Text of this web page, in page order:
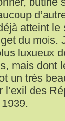
atteint le
du mois.
luxueux
mais dont
un très
des